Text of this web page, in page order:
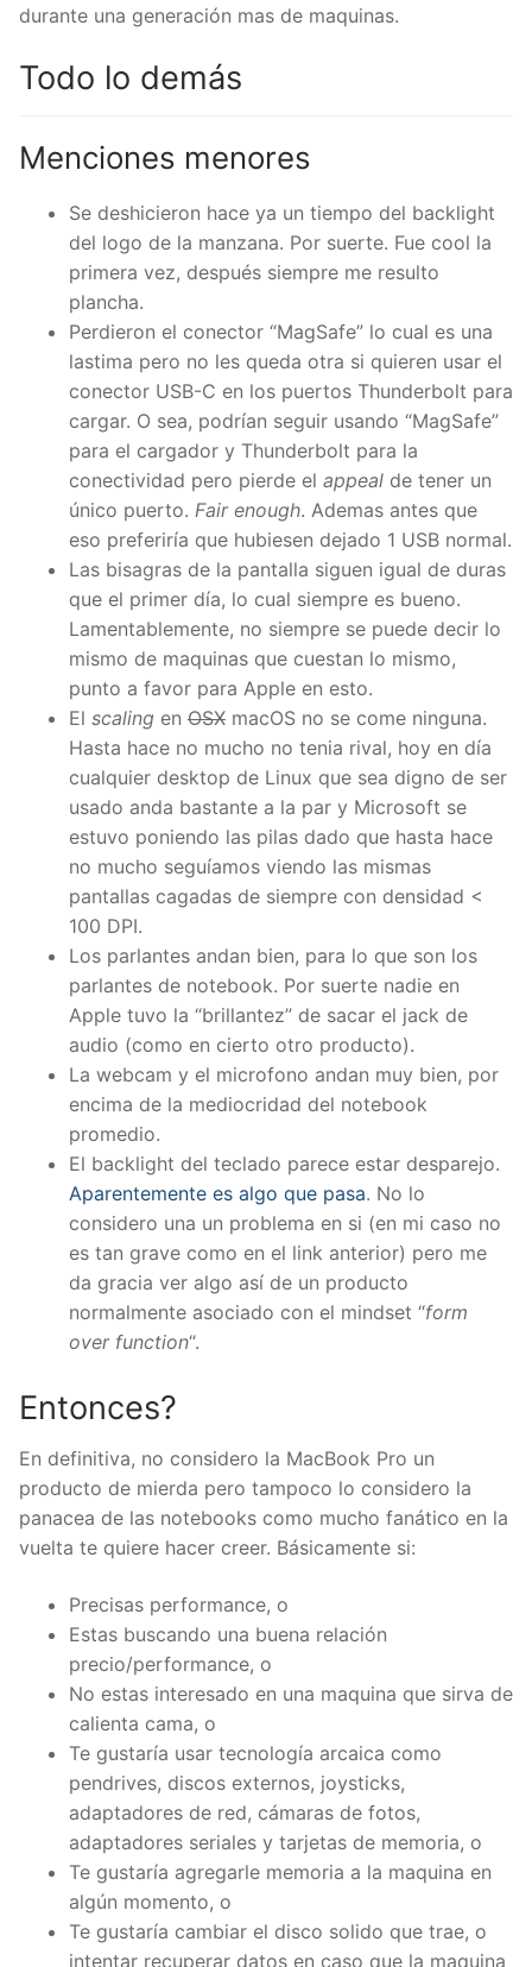
durante una generación mas de maquinas.
Todo lo demás
Menciones menores
Se deshicieron hace ya un tiempo del backlight
del logo de la manzana. Por suerte. Fue cool la
primera vez, después siempre me resulto
plancha.
Perdieron el conector “MagSafe” lo cual es una
lastima pero no les queda otra si quieren usar el
conector USB-C en los puertos Thunderbolt para
cargar. O sea, podrían seguir usando “MagSafe”
para el cargador y Thunderbolt para la
conectividad pero pierde el appeal de tener un
único puerto. Fair enough. Ademas antes que
eso preferiría que hubiesen dejado 1 USB normal.
Las bisagras de la pantalla siguen igual de duras
que el primer día, lo cual siempre es bueno.
Lamentablemente, no siempre se puede decir lo
mismo de maquinas que cuestan lo mismo,
punto a favor para Apple en esto.
El scaling en OSXmacOS no se come ninguna.
Hasta hace no mucho no tenia rival, hoy en día
cualquier desktop de Linux que sea digno de ser
usado anda bastante a la par y Microsoft se
estuvo poniendo las pilas dado que hasta hace
no mucho seguíamos viendo las mismas
pantallas cagadas de siempre con densidad <
100 DPI.
Los parlantes andan bien, para lo que son los
parlantes de notebook. Por suerte nadie en
Apple tuvo la “brillantez” de sacar el jack de
audio (como en cierto otro producto).
La webcam y el microfono andan muy bien, por
encima de la mediocridad del notebook
promedio.
El backlight del teclado parece estar desparejo.
Aparentemente es algo que pasa. No lo
considero una un problema en si (en mi caso no
es tan grave como en el link anterior) pero me
da gracia ver algo así de un producto
normalmente asociado con el mindset “form
over function“.
Entonces?
En definitiva, no considero la MacBook Pro un
producto de mierda pero tampoco lo considero la
panacea de las notebooks como mucho fanático en la
vuelta te quiere hacer creer. Básicamente si:
Precisas performance, o
Estas buscando una buena relación
precio/performance, o
No estas interesado en una maquina que sirva de
calienta cama, o
Te gustaría usar tecnología arcaica como
pendrives, discos externos, joysticks,
adaptadores de red, cámaras de fotos,
adaptadores seriales y tarjetas de memoria, o
Te gustaría agregarle memoria a la maquina en
algún momento, o
Te gustaría cambiar el disco solido que trae, o
intentar recuperar datos en caso que la maquina